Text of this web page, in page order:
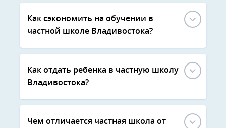
Как сэкономить на обучении в
частной школе Владивостока?
Как отдать ребенка в частную школу
Владивостока?
Чем отличается частная школа от